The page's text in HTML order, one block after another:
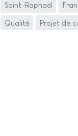
Saint-Raphaël
Qualité Projet de